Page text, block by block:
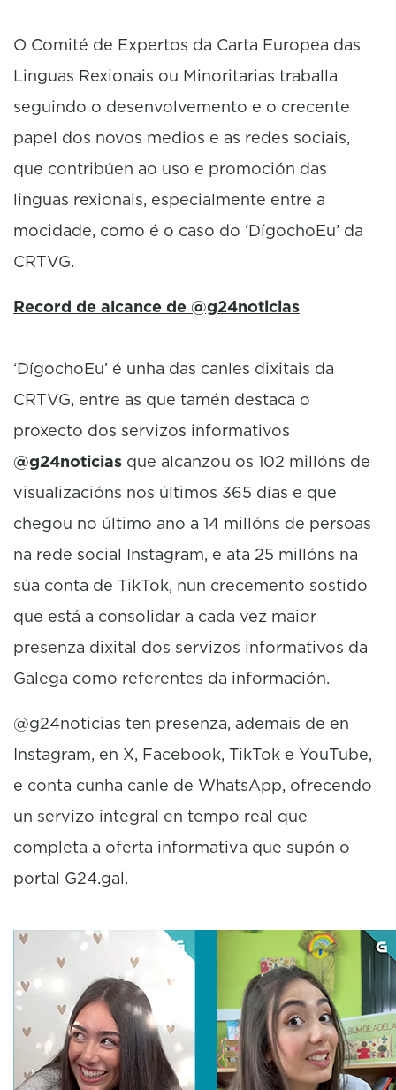
O Comité de Expertos da Carta Europea das
Linguas Rexionais ou Minoritarias traballa
seguindo o desenvolvemento e o crecente
papel dos novos medios e as redes sociais,
que contribúen ao uso e promoción das
linguas rexionais, especialmente entre a
mocidade, como é o caso do ‘DígochoEu’ da
CRTVG.
Record de alcance de @g24noticias
‘DígochoEu’ é unha das canles dixitais da
CRTVG, entre as que tamén destaca o
proxecto dos servizos informativos
@g24noticias que alcanzou os 102 millóns de
visualizacións nos últimos 365 días e que
chegou no último ano a 14 millóns de persoas
na rede social Instagram, e ata 25 millóns na
súa conta de TikTok, nun crecemento sostido
que está a consolidar a cada vez maior
presenza dixital dos servizos informativos da
Galega como referentes da información.
@g24noticias ten presenza, ademais de en
Instagram, en X, Facebook, TikTok e YouTube,
e conta cunha canle de WhatsApp, ofrecendo
un servizo integral en tempo real que
completa a oferta informativa que supón o
portal G24.gal.